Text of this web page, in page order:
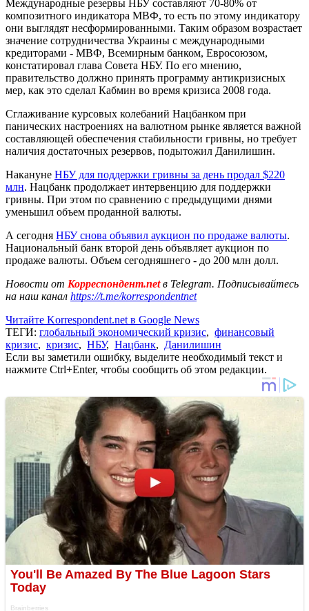
Международные резервы НБУ составляют 70-80% от
композитного индикатора МВФ, то есть по этому индикатору
они выглядят несформированными. Таким образом возрастает
значение сотрудничества Украины с международными
кредиторами - МВФ, Всемирным банком, Евросоюзом,
констатировал глава Совета НБУ. По его мнению,
правительство должно принять программу антикризисных
мер, как это сделал Кабмин во время кризиса 2008 года.
Сглаживание курсовых колебаний Нацбанком при
панических настроениях на валютном рынке является важной
составляющей обеспечения стабильности гривны, но требует
наличия достаточных резервов, подытожил Данилишин.
Накануне НБУ для поддержки гривны за день продал $220
млн. Нацбанк продолжает интервенцию для поддержки
гривны. При этом по сравнению с предыдущими днями
уменьшил объем проданной валюты.
А сегодня НБУ снова объявил аукцион по продаже валюты.
Национальный банк второй день объявляет аукцион по
продаже валюты. Объем сегодняшнего - до 200 млн долл.
Новости от Корреспондент.netв Telegram. Подписывайтесь
на наш канал https://t.me/korrespondentnet
Читайте Korrespondent.net в Google News
ТЕГИ: глобальный экономический кризис, финансовый
кризис, кризис, НБУ, Нацбанк, Данилишин
Если вы заметили ошибку, выделите необходимый текст и
нажмите Ctrl+Enter, чтобы сообщить об этом редакции.